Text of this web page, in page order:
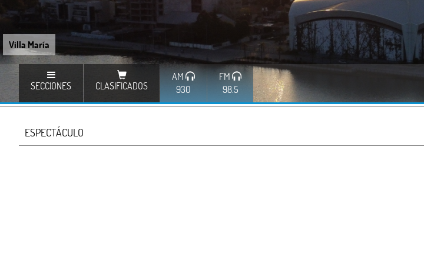
Villa María
SECCIONES CLASIFICADOS
AM
930
FM
98.5
ESPECTÁCULO